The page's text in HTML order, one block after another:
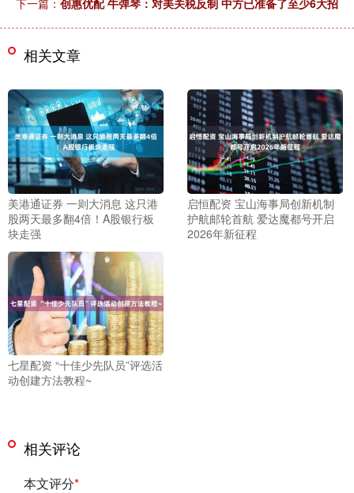
下一篇： 创惠优配 牛弹琴：对美关税反制 中方已准备了至少6大招
相关文章
美港通证券 一则大消息 这只港
股两天最多翻4倍！A股银行板
块走强
启恒配资 宝山海事局创新机制
护航邮轮首航 爱达魔都号开启
2026年新征程
七星配资 “十佳少先队员”评选活
动创建方法教程~
相关评论
本文评分*